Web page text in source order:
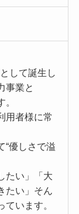
して誕生し
事業と
用者様に常
“優しさで溢
たい」「大
たい」そん
います。